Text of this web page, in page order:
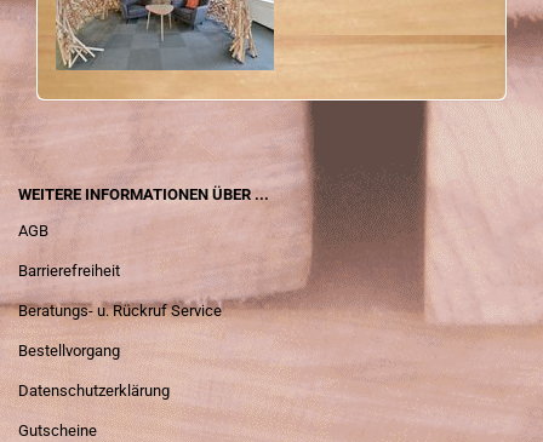
WEITERE INFORMATIONEN ÜBER ...
AGB
Barrierefreiheit
Beratungs- u. Rückruf Service
Bestellvorgang
Datenschutzerklärung
Gutscheine